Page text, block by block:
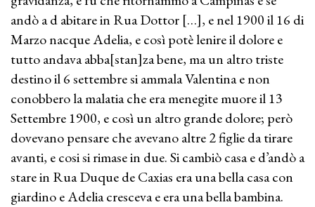
andò a d abitare in Rua Dottor […], e nel 1900 il 16 di
Marzo nacque Adelia, e così potè lenire il dolore e
tutto andava abba[stan]za bene, ma un altro triste
destino il 6 settembre si ammala Valentina e non
conobbero la malatia che era menegite muore il 13
Settembre 1900, e così un altro grande dolore; però
dovevano pensare che avevano altre 2 figlie da tirare
avanti, e cosi si rimase in due. Si cambiò casa e d’andò a
stare in Rua Duque de Caxias era una bella casa con
giardino e Adelia cresceva e era una bella bambina.